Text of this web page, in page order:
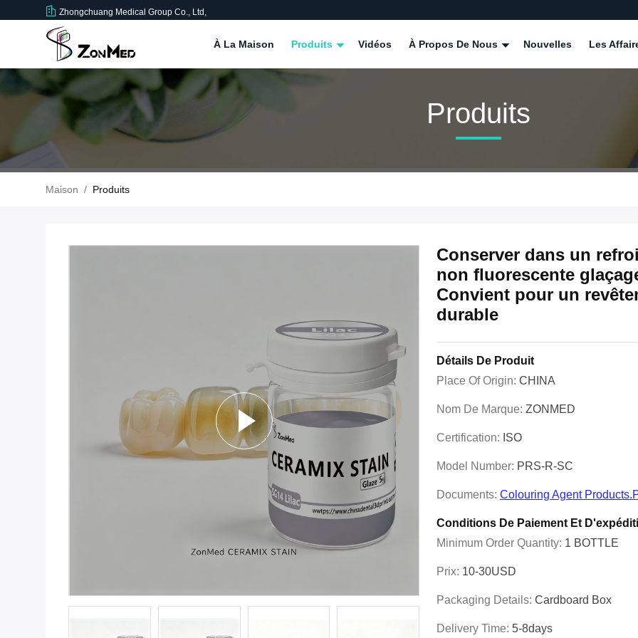
Zhongchuang Medical Group Co., Ltd,
À La Maison Produits Vidéos À Propos De Nous Nouvelles Les
Produits
Maison / Produits
Conserver dans un
non fluorescente
Convient pour un
durable
Détails De Produit
Place Of Origin: CHINA
Nom De Marque: ZONMED
Certification: ISO
Model Number: PRS-R-SC
Documents: Colouring Agent
Conditions De Paiement Et
Minimum Order Quantity: 1 BOTTLE
Prix: 10-30USD
Packaging Details: Cardboard Box
Delivery Time: 5-8days